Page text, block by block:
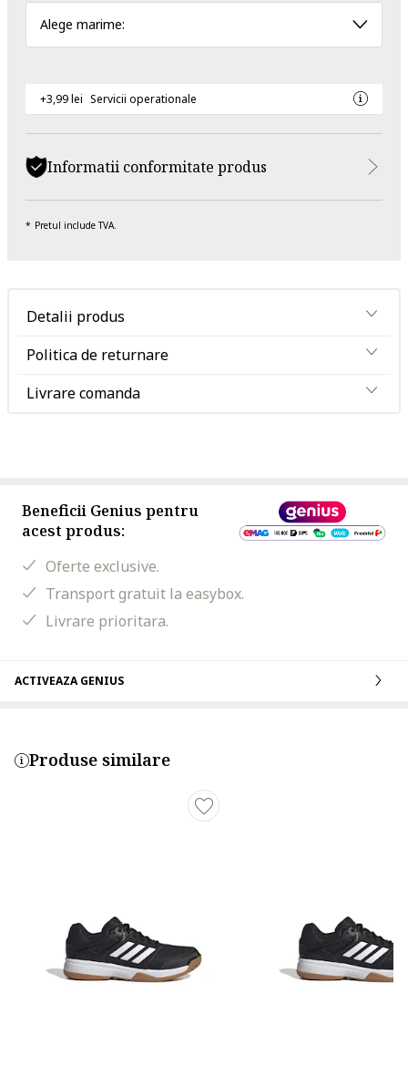
Alege marime:
+3,99 lei Servicii operationale
Informatii conformitate produs
Pretul include TVA.
Detalii produs
Politica de returnare
Livrare comanda
Beneficii Genius pentru
acest produs:
Oferte exclusive.
Transport gratuit la easybox.
Livrare prioritara.
ACTIVEAZA GENIUS
Produse similare